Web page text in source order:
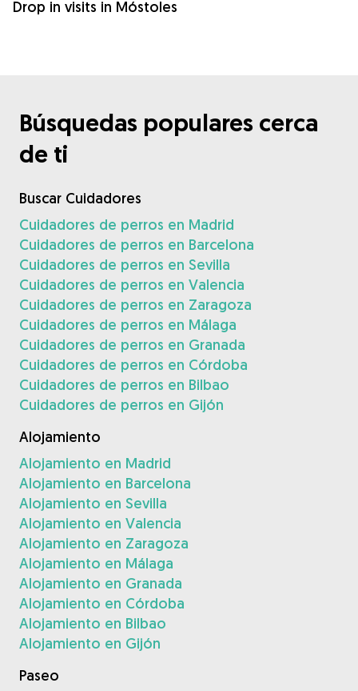
Drop in visits in Móstoles
Búsquedas populares cerca
de ti
Buscar Cuidadores
Cuidadores de perros en Madrid
Cuidadores de perros en Barcelona
Cuidadores de perros en Sevilla
Cuidadores de perros en Valencia
Cuidadores de perros en Zaragoza
Cuidadores de perros en Málaga
Cuidadores de perros en Granada
Cuidadores de perros en Córdoba
Cuidadores de perros en Bilbao
Cuidadores de perros en Gijón
Alojamiento
Alojamiento en Madrid
Alojamiento en Barcelona
Alojamiento en Sevilla
Alojamiento en Valencia
Alojamiento en Zaragoza
Alojamiento en Málaga
Alojamiento en Granada
Alojamiento en Córdoba
Alojamiento en Bilbao
Alojamiento en Gijón
Paseo